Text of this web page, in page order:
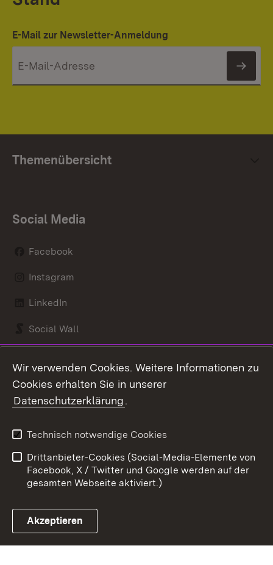
E-Mail zur Newsletter-Anmeldung
Themenübersicht
Social Media
Facebook
Instagram
LinkedIn
Social Wall
Link zum Landesportal
Kontakt
Barrierefreiheit
Impressum
Cookies
Wir verwenden Cookies. Weitere Informationen zu
Cookies erhalten Sie in unserer
Datenschutzerklärung.
Technisch notwendige Cookies
Drittanbieter-Cookies (Social-Media-Elemente von
Facebook, X / Twitter und Google werden auf der
gesamten Webseite aktiviert.)
Akzeptieren